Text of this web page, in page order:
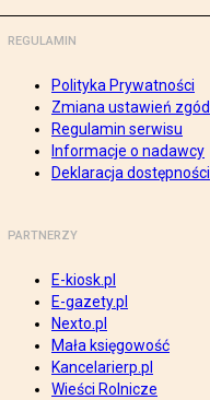
REGULAMIN
Polityka Prywatności
Zmiana ustawień zgód
Regulamin serwisu
Informacje o nadawcy
Deklaracja dostępności
PARTNERZY
E-kiosk.pl
E-gazety.pl
Nexto.pl
Mała księgowość
Kancelarierp.pl
Wieści Rolnicze